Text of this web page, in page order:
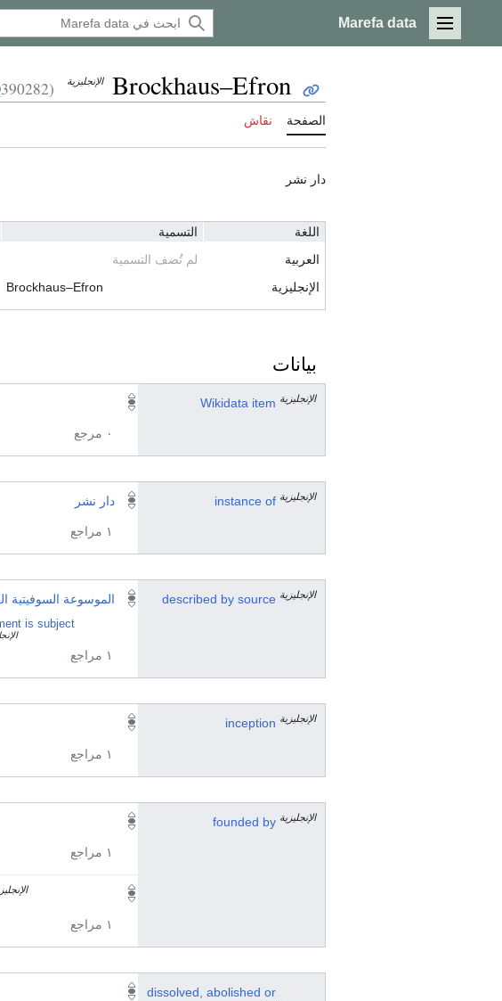
القائمة الرئيسية
Marefa data
Brockhaus–Efron الإنجليزية (Q390282)
الصفحة نقاش
دار نشر
اللغة التسمية
العربية
لم تُضف التسمية
الإنجليزية
Brockhaus–Efron
بيانات
Wikidata item الإنجليزية
٠ مرجع
instance of الإنجليزية دار نشر
١ مراجع
described by source الإنجليزية الموسوعة السوفيتية
is subject
١ مراجع
inception الإنجليزية
١ مراجع
founded by الإنجليزية
١ مراجع
١ مراجع
dissolved, abolished or